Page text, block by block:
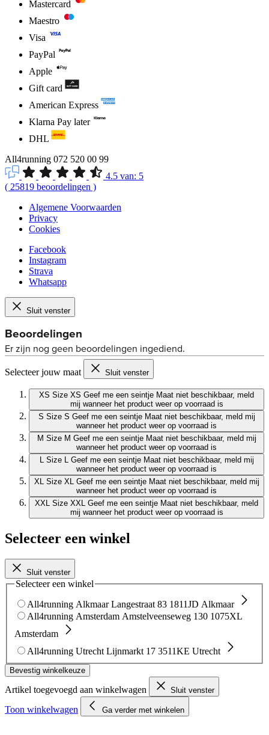
Mastercard
Maestro
Visa
PayPal
Apple
Gift card
American Express
Klarna Pay later
DHL
All4running 072 520 00 99
4.5 van: 5
( 25819 beoordelingen )
Algemene Voorwaarden
Privacy
Cookies
Facebook
Instagram
Strava
Whatsapp
Sluit venster
Selecteer jouw maat Sluit venster
XS Size XS Geef me een seintje Maat niet beschikbaar, meld
mij wanneer het product weer op voorraad is
S Size S Geef me een seintje Maat niet beschikbaar, meld mij
wanneer het product weer op voorraad is
M Size M Geef me een seintje Maat niet beschikbaar, meld mij
wanneer het product weer op voorraad is
L Size L Geef me een seintje Maat niet beschikbaar, meld mij
wanneer het product weer op voorraad is
XL Size XL Geef me een seintje Maat niet beschikbaar, meld mij
wanneer het product weer op voorraad is
XXL Size XXL Geef me een seintje Maat niet beschikbaar, meld
mij wanneer het product weer op voorraad is
Selecteer een winkel
Sluit venster
Selecteer een winkel
All4running Alkmaar Langestraat 83 1811JD Alkmaar
All4running Amsterdam Amstelveenseweg 130 1075XL
Amsterdam
All4running Utrecht Lijnmarkt 17 3511KE Utrecht
Bevestig winkelkeuze
Artikel toegevoegd aan winkelwagen Sluit venster
Toon winkelwagen Ga verder met winkelen